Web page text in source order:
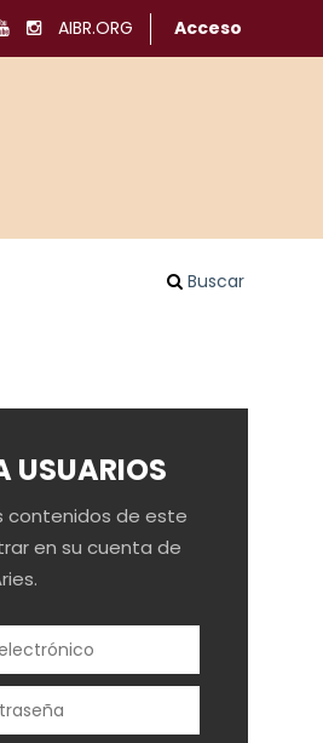
AIBR.ORG Acceso
Buscar
USUARIOS
contenidos de este
en su cuenta de